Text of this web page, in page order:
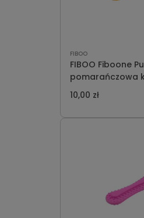
FIBOO
FIBOO Fiboone
pomarańczowa
10,00 zł